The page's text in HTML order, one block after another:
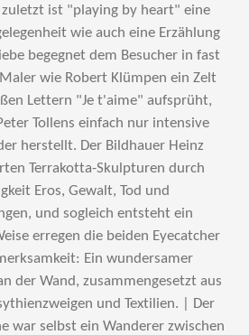
ist "playing by heart" eine
wie auch eine Erzählung
begegnet dem Besucher in fast
wie Robert Klümpen ein Zelt
Lettern "Je t'aime" aufsprüht,
Tollens einfach nur intensive
herstellt. Der Bildhauer Heinz
Terrakotta-Skulpturen durch
Eros, Gewalt, Tod und
und sogleich entsteht ein
erregen die beiden Eyecatcher
Ein wundersamer
der Wand, zusammengesetzt aus
und Textilien. | Der
war selbst ein Wanderer zwischen